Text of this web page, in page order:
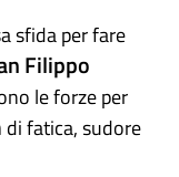
sfida per fare
Filippo
le forze per
di fatica, sudore